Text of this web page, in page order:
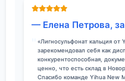
— Елена Петрова,
«Лигносульфонат кальция от
зарекомендовал себя как
конкурентоспособная,
ценно, что есть склад в
Спасибо команде Yihua New